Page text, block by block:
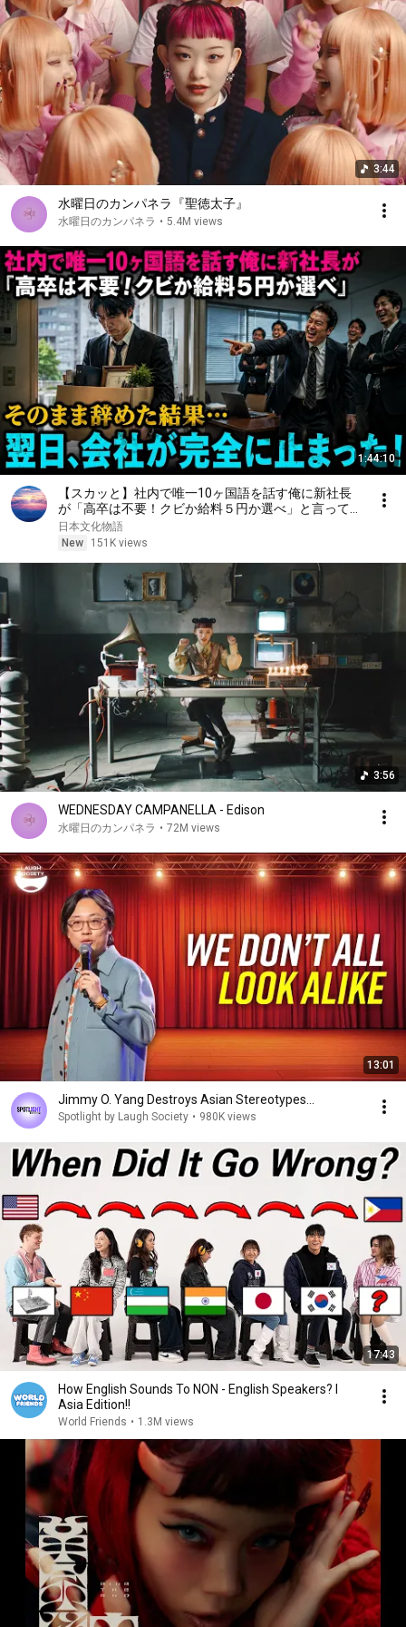
いい出来に満足してハイタッチ
以心伝心で通じ合う仏師
ハンマー・ノミ
カンナ・定規
チェーンソー・キリ
で木材加工
呼気・吸気
息ぴったり
掘り進む
お互いにリスペクトを送った
康慶の後継者やがて
作る金剛力士像
それから「あ、うん」の呼吸合わせ
お互いのバイブスが重なった
運慶と快慶が作り出す
君の金剛力士像
伐折羅陀羅(ばざらだら)
跋闍羅波膩(ばじゃらぱに)
運慶の行きつけの店
快慶がお会計
仏像を愛する仲間が
集まるお店
朝5時まで営業中
たまにはこういう日も悪くない
今夜は二人でゆっくり話そう
双方に伝わるシンパシー
心シンクロナイズド
昔はこうやってよく並んで
無邪気に目指す夢語り合った
後世に重要文化財
残せたら最高だろ?
二人は「I know you」に始まって
お互いにリスペクトを送った
作る金剛力士像
それから「あ、うん」の呼吸合わせ
お互いのバイブスが重なった
運慶と快慶が作り出す
君の金剛力士像
3:44
水曜日のカンパネラ『聖徳太子』
水曜日のカンパネラ • 5.4M views
1:44:10
【スカッと】社内で唯一10ヶ国語を話す俺に新社長
が「高卒は不要！クビか給料５円か選べ」と言ってき
た。そのまま辞めた結果
日本文化物語
New
151K views
3:56
WEDNESDAY CAMPANELLA - Edison
水曜日のカンパネラ • 72M views
13:01
Jimmy O. Yang Destroys Asian Stereotypes...
Spotlight by Laugh Society • 980K views
17:43
How English Sounds To NON - English Speakers? l
Asia Edition!!
World Friends • 1.3M views